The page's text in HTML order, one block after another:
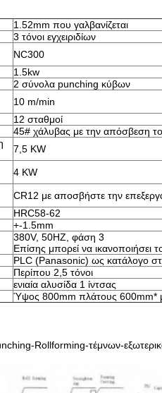
1.52mm που γαλβανίζεται
3 τόνοι εγχειριδίων
NC300
1.5kw
2 σύνολα punching κύβων
10 m/min
12 σταθμοί
45# χάλυβας με την απόσβεση
7,5 KW
4 KW
CR12 με αποσβήστε την
HRC58-62
+-1.5mm
380V, 50HZ, φάση 3
Επίσης μπορεί να ικανοποιήσει
PLC (Panasonic) ως κατάλογο
Περίπου 2,5 τόνοι
ενιαία αλυσίδα 1 ίντσας
Ύψος 800mm πλάτους 600mm*
Rollforming-τέμνων-